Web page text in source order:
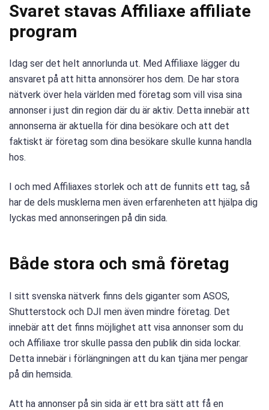
Svaret stavas Affiliaxe affiliate
program
Idag ser det helt annorlunda ut. Med Affiliaxe lägger du
ansvaret på att hitta annonsörer hos dem. De har stora
nätverk över hela världen med företag som vill visa sina
annonser i just din region där du är aktiv. Detta innebär att
annonserna är aktuella för dina besökare och att det
faktiskt är företag som dina besökare skulle kunna handla
hos.
I och med Affiliaxes storlek och att de funnits ett tag, så
har de dels musklerna men även erfarenheten att hjälpa dig
lyckas med annonseringen på din sida.
Både stora och små företag
I sitt svenska nätverk finns dels giganter som ASOS,
Shutterstock och DJI men även mindre företag. Det
innebär att det finns möjlighet att visa annonser som du
och Affiliaxe tror skulle passa den publik din sida lockar.
Detta innebär i förlängningen att du kan tjäna mer pengar
på din hemsida.
Att ha annonser på sin sida är ett bra sätt att få en